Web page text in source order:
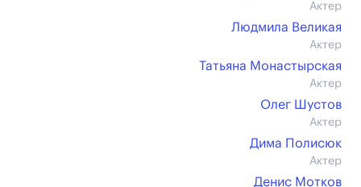
Актер
Людмила Великая
Актер
Татьяна Монастырская
Актер
Олег Шустов
Актер
Дима Полисюк
Актер
Денис Мотков